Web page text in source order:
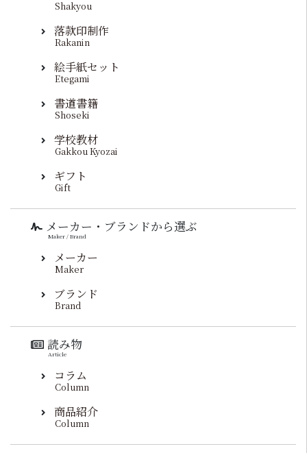
Shakyou
落款印制作
Rakanin
絵手紙セット
Etegami
書道書籍
Shoseki
学校教材
Gakkou Kyozai
ギフト
Gift
メーカー・ブランドから選ぶ
Maker / Brand
メーカー
Maker
ブランド
Brand
読み物
Article
コラム
Column
商品紹介
Column